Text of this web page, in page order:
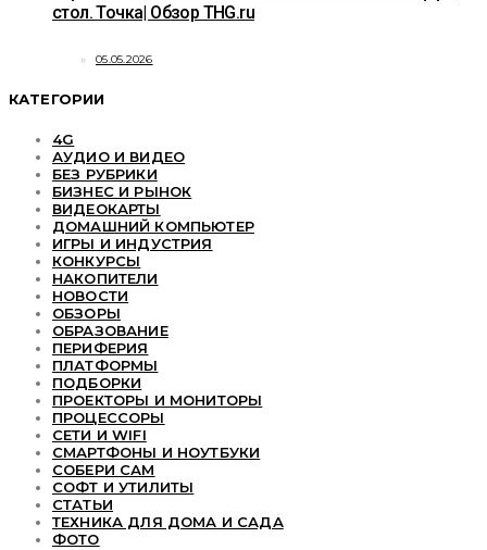
стол. Точка| Обзор THG.ru
05.05.2026
КАТЕГОРИИ
4G
АУДИО И ВИДЕО
БЕЗ РУБРИКИ
БИЗНЕС И РЫНОК
ВИДЕОКАРТЫ
ДОМАШНИЙ КОМПЬЮТЕР
ИГРЫ И ИНДУСТРИЯ
КОНКУРСЫ
НАКОПИТЕЛИ
НОВОСТИ
ОБЗОРЫ
ОБРАЗОВАНИЕ
ПЕРИФЕРИЯ
ПЛАТФОРМЫ
ПОДБОРКИ
ПРОЕКТОРЫ И МОНИТОРЫ
ПРОЦЕССОРЫ
СЕТИ И WIFI
СМАРТФОНЫ И НОУТБУКИ
СОБЕРИ САМ
СОФТ И УТИЛИТЫ
СТАТЬИ
ТЕХНИКА ДЛЯ ДОМА И САДА
ФОТО